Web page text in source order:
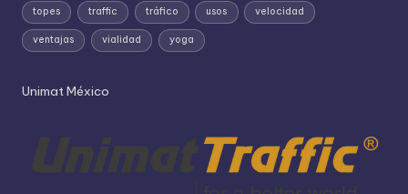
topes traffic tráfico usos velocidad
ventajas vialidad yoga
Unimat México